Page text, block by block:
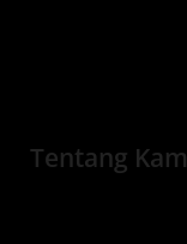
Tentang